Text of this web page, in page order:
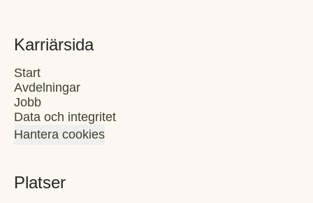
Karriärsida
Start
Avdelningar
Jobb
Data och integritet
Hantera cookies
Platser